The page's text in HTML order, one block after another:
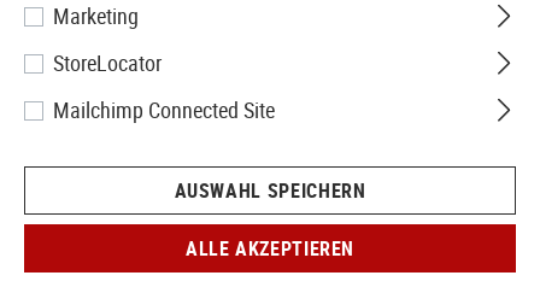
Marketing
StoreLocator
Mailchimp Connected Site
AUSWAHL SPEICHERN
ALLE AKZEPTIEREN